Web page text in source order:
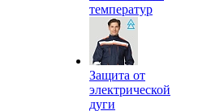
температур
Защита от
электрической
дуги